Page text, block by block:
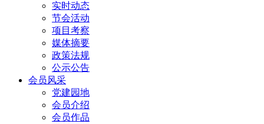
实时动态
节会活动
项目考察
媒体摘要
政策法规
公示公告
会员风采
党建园地
会员介绍
会员作品